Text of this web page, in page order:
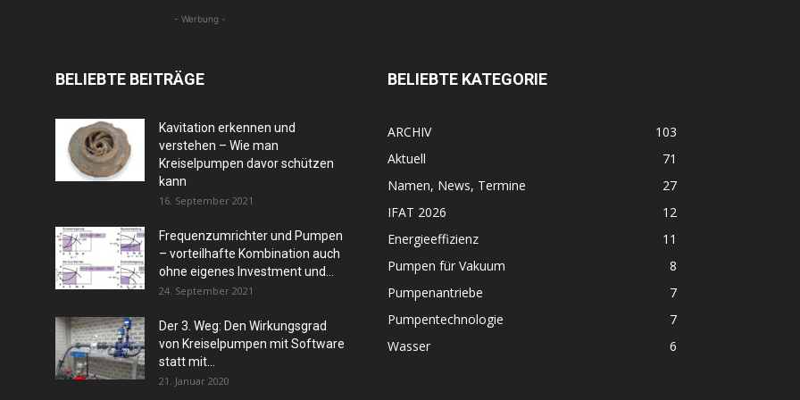
- Werbung -
BELIEBTE BEITRÄGE
Kavitation erkennen und
verstehen – Wie man
Kreiselpumpen davor schützen
kann
16. September 2021
Frequenzumrichter und Pumpen
– vorteilhafte Kombination auch
ohne eigenes Investment und...
24. September 2021
Der 3. Weg: Den Wirkungsgrad
von Kreiselpumpen mit Software
statt mit...
21. Januar 2020
BELIEBTE KATEGORIE
ARCHIV
103
Aktuell
71
Namen, News, Termine
27
IFAT 2026
12
Energieeffizienz
11
Pumpen für Vakuum
8
Pumpenantriebe
7
Pumpentechnologie
7
Wasser
6